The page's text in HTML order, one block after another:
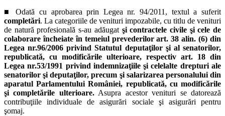
■ Odată cu aprobarea prin Legea nr. 94/2011, textul a suferit
completări. La categoriile de venituri impozabile, cu titlu de venituri
de natură profesională s-au adăugat şi contractele civile şi cele de
colaborare încheiate în temeiul prevederilor art. 38 alin. (6) din
Legea nr.96/2006 privind Statutul deputaţilor şi al senatorilor,
republicată, cu modificările ulterioare, respectiv art. 18 din
Legea nr.53/1991 privind indemnizaţiile şi celelalte drepturi ale
senatorilor şi deputaţilor, precum şi salarizarea personalului din
aparatul Parlamentului României, republicată, cu modificările
şi completările ulterioare.Asupra acestor venituri se datorează
contribuţiile individuale de asigurări sociale şi asigurări pentru
şomaj.